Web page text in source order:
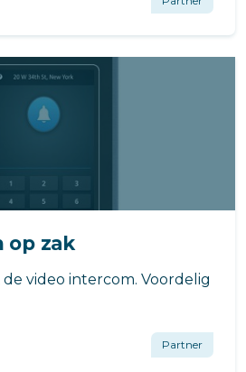
op zak
video intercom. Voordelig
Partner